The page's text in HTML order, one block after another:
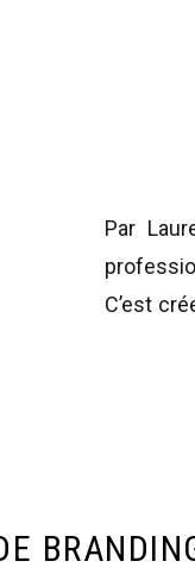
Par
C’est
offrir
mes